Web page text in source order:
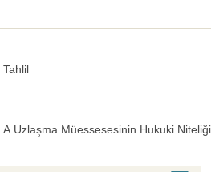
A.Uzlaşma Müessesesinin Hukuki Niteliği